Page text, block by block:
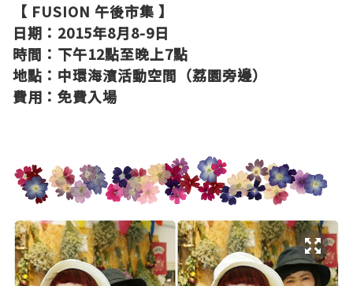
【 FUSION 午後市集 】
日期：2015年8月8-9日
時間：下午12點至晚上7點
地點：中環海濱活動空間（荔園旁邊）
費用：免費入場